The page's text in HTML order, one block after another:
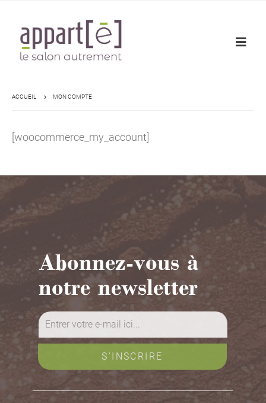
ACCUEIL MON COMPTE
[woocommerce_my_account]
Abonnez-vous à
notre newsletter